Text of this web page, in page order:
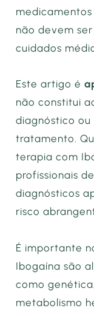
não devem
cuidados
Este artigo é
não constitui
diagnóstico
tratamento.
terapia com
profissionais
diagnósticos
risco
É importante
Ibogaína são
como
metabolismo